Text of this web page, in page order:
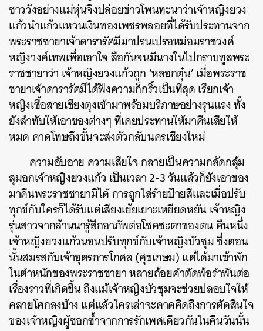
ชาววังอย่างแม่หุ่นจึงปล่อยข่าวโพนทะนาว่าเจ้าหญิงยวง
แก้วนำแก้วแหวนเงินทองเพชรพลอยที่ได้รับประทานจาก
พระราชชายาเจ้าดารารัศมีมาปรนเปรอหม่อมราชวงศ์
หญิงวงศ์เทพเพื่อเอาใจ ลือกันจนมีนางในไปกราบทูลพระ
ราชชายาว่า เจ้าหญิงยวงแก้วถูก ‘หลอกตุ๋น’ เมื่อพระราช
ชายาเจ้าดารารัศมีได้ฟังความก็กริ้วเป็นที่สุด เรียกเจ้า
หญิงเชื้อสายเชียงตุงเข้ามาพร้อมบริภาษอย่างรุนแรง ทั้ง
ยังสำทับให้เอาของต่างๆ ที่เคยประทานให้มาคืนเสียให้
หมด คาดโทษถึงขั้นจะส่งตัวกลับนครเชียงใหม่
ความอับอาย ความเสียใจ กลายเป็นความกลัดกลุ้ม
สุมอกเจ้าหญิงยวงแก้ว เป็นเวลา 2-3 วันแล้วก็ยังเอาของ
มาคืนพระราชชายามิได้ การถูกใส่ร้ายป้ายสีและเมื่อปรับ
ทุกข์กับใครก็ได้รับแต่เสียงเย้ยเยาะเหยียดหยัน เจ้าหญิง
รุ่นสาวจากล้านนารู้สึกอาภัพต่อโชคชะตาของตน คืนหนึ่ง
เจ้าหญิงยวงแก้วนอนปรับทุกข์กับเจ้าหญิงบัวชุม ซึ่งตอน
นั้นสมรสกับเจ้าอุตรการโกศล (ศุขเกษม) แต่ได้มาเข้าพัก
ในตำหนักของพระราชชายา หลายถ้อยคำตัดพ้อรำพันต่อ
เรื่องราวที่เกิดขึ้น ถึงแม้เจ้าหญิงบัวชุมจะช่วยปลอบใจให้
คลายโศกลงบ้าง แต่แล้วใครเล่าจะคาดคิดถึงการตัดสินใจ
ของเจ้าหญิงผู้ชอกช้ำจากการรักเพศเดียวกันในคืนวันนั้น